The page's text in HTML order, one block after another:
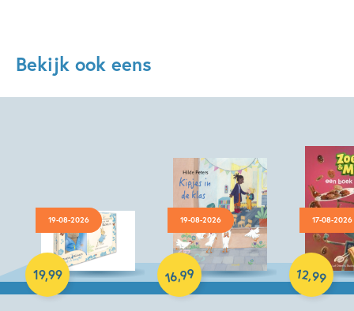
Bekijk ook eens
19-08-2026
19,99
Hardcover
19-08-2026
16,99
Hardcover
17-08-2026
12,99
Hardcover